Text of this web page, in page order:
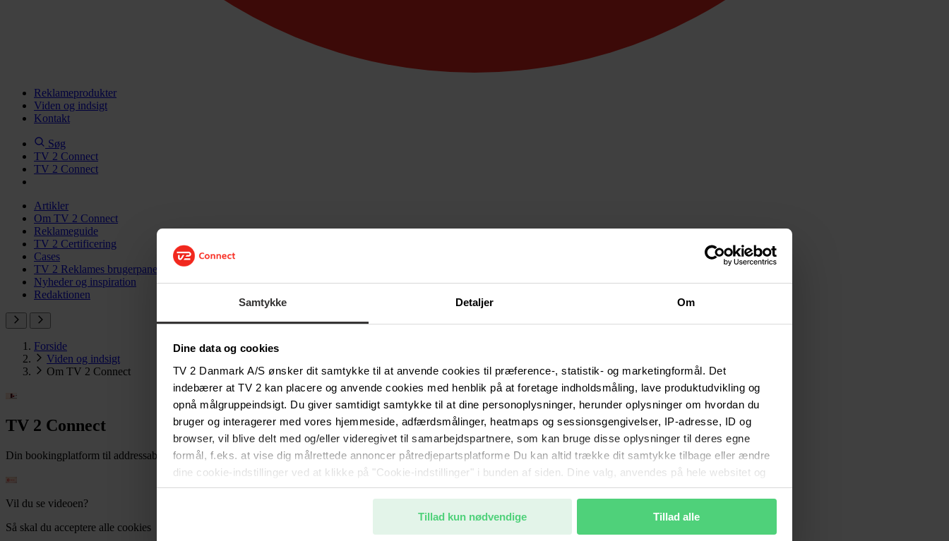
Samtykke Detaljer Om
Dine data og cookies
TV 2 Danmark A/S ønsker dit samtykke til at anvende cookies til præference-, statistik- og marketingformål. Det
indebærer at TV 2 kan placere og anvende cookies med henblik på at foretage indholdsmåling, lave produktudvikling og
opnå målgruppeindsigt. Du giver samtidigt samtykke til at dine personoplysninger, herunder oplysninger om hvordan du
bruger og interagerer med vores hjemmeside, adfærdsmålinger, heatmaps og sessionsgengivelser, IP-adresse, ID og
browser, vil blive delt med og/eller videregivet til samarbejdspartnere, som kan bruge disse oplysninger til deres egne
formål, f.eks. at vise dig målrettede annoncer påtredjepartsplatforme Du kan altid trække dit samtykke tilbage eller ændre
dine cookie-indstillinger ved at klikke på "Cookie-indstillinger" i bunden af siden. Dine valg, anvendes på hele websitet og
vil ikke påvirke browserdata. Du kan læse mere om behandlingen af dine oplysninger samt dine rettigheder
Tillad kun nødvendige
Tillad alle
Reklameprodukter
Viden og indsigt
Kontakt
Søg
TV 2 Connect
TV 2 Connect
Artikler
Om TV 2 Connect
Reklameguide
TV 2 Certificering
Cases
TV 2 Reklames brugerpanel
Nyheder og inspiration
Redaktionen
Forside
Viden og indsigt
Om TV 2 Connect
TV 2 Connect
Din bookingplatform til addressable tv-reklamer på TV 2 Play, Disney+ og SkyShowtime
Vil du se videoen?
Så skal du acceptere alle cookies